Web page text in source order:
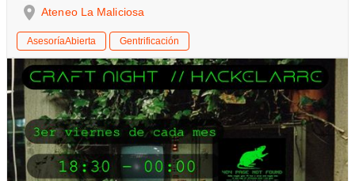
Ateneo La Maliciosa
AsesoríaAbierta Gentrificación